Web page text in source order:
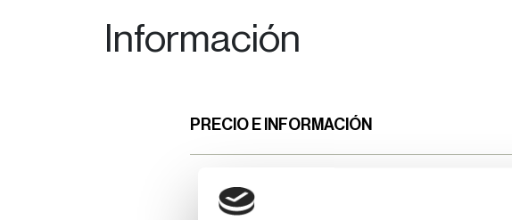
Información
PRECIO E INFORMACIÓN